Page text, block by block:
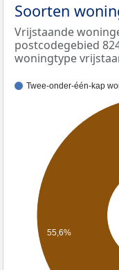
Soorten
Vrijstaande
postcodegebied
woningtype
Twee-onder-één-kap
55,6%